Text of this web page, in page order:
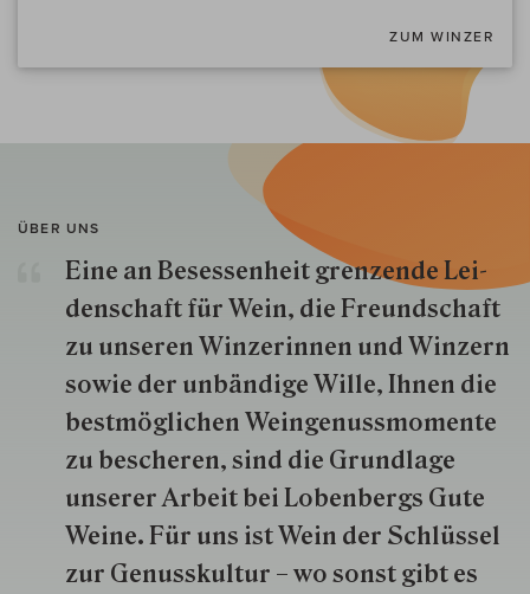
ZUM WINZER
ÜBER UNS
Eine an Besessenheit gren­zende Lei­
den­schaft für Wein, die Freund­schaft
zu unseren Win­zer­innen und Win­zern
so­wie der un­bän­dige Wille, Ihnen die
best­mög­lich­en Wein­genuss­momente
zu besche­ren, sind die Grund­lage
unserer Arbeit bei Lobenbergs Gute
Weine. Für uns ist Wein der Schlüs­sel
zur Genuss­kultur – wo sonst gibt es